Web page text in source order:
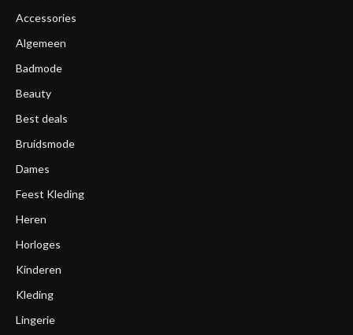
Accessories
Algemeen
Badmode
Beauty
Best deals
Bruidsmode
Dames
Feest Kleding
Heren
Horloges
Kinderen
Kleding
Lingerie